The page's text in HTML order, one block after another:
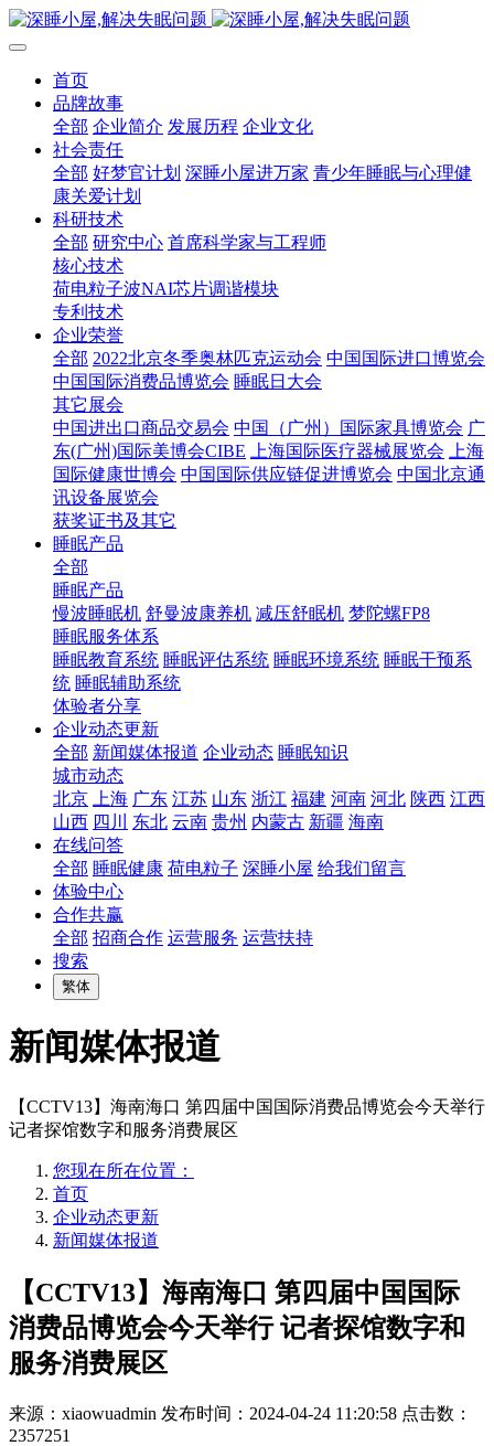
首页
品牌故事
全部 企业简介 发展历程 企业文化
社会责任
全部 好梦官计划 深睡小屋进万家 青少年睡眠与心理健
康关爱计划
科研技术
全部 研究中心 首席科学家与工程师
核心技术
荷电粒子波NAI芯片调谐模块
专利技术
企业荣誉
全部 2022北京冬季奥林匹克运动会 中国国际进口博览会
中国国际消费品博览会 睡眠日大会
其它展会
中国进出口商品交易会 中国（广州）国际家具博览会 广
东(广州)国际美博会CIBE
上海国际医疗器械展览会
上海
国际健康世博会 中国国际供应链促进博览会 中国北京通
讯设备展览会
获奖证书及其它
睡眠产品
全部
睡眠产品
慢波睡眠机 舒曼波康养机 减压舒眠机 梦陀螺FP8
睡眠服务体系
睡眠教育系统 睡眠评估系统 睡眠环境系统 睡眠干预系
统 睡眠辅助系统
体验者分享
企业动态更新
全部 新闻媒体报道 企业动态 睡眠知识
城市动态
北京
上海 广东 江苏 山东 浙江 福建 河南 河北 陕西 江西
山西 四川 东北 云南 贵州 内蒙古 新疆 海南
在线问答
全部 睡眠健康 荷电粒子 深睡小屋 给我们留言
体验中心
合作共赢
全部 招商合作 运营服务 运营扶持
搜索
繁体
新闻媒体报道
【CCTV13】海南海口 第四届中国国际消费品博览会今天举行
记者探馆数字和服务消费展区
您现在所在位置：
首页
企业动态更新
新闻媒体报道
【CCTV13】海南海口 第四届中国国际
消费品博览会今天举行 记者探馆数字和
服务消费展区
来源：xiaowuadmin 发布时间：2024-04-24 11:20:58 点击数：
2357251